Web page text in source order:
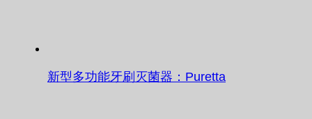
新型多功能牙刷灭菌器：Puretta